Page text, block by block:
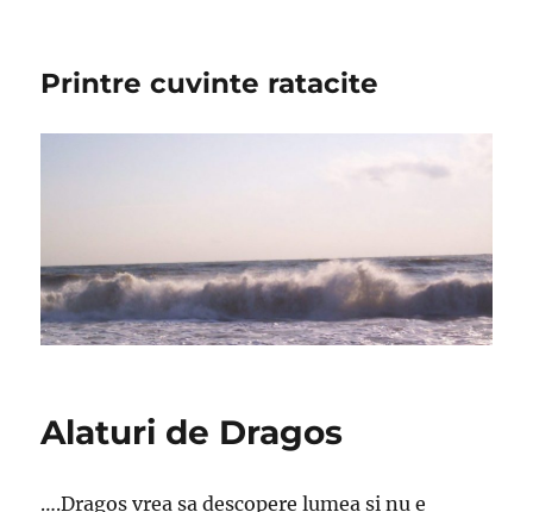
Printre cuvinte ratacite
Alaturi de Dragos
….Dragos vrea sa descopere lumea si nu e